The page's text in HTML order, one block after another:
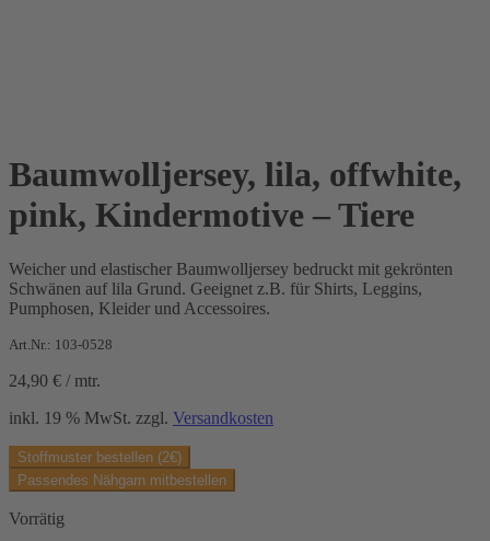
Baumwolljersey, lila, offwhite,
pink, Kindermotive – Tiere
Weicher und elastischer Baumwolljersey bedruckt mit gekrönten
Schwänen auf lila Grund. Geeignet z.B. für Shirts, Leggins,
Pumphosen, Kleider und Accessoires.
Art.Nr.: 103-0528
24,90 € / mtr.
inkl. 19 % MwSt. zzgl. Versandkosten
Stoffmuster bestellen (2€)
Passendes Nähgarn mitbestellen
Vorrätig